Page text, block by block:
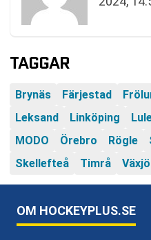
TAGGAR
Brynäs Färjestad
Leksand
Linköping
MODO
Örebro Rögle
Skellefteå
Timrå
OM HOCKEYPLUS.SE